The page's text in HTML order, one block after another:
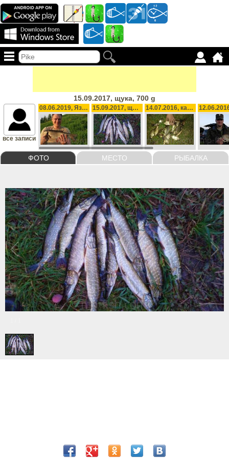
15.09.2017, щука, 700 g
ФОТО МЕСТО РЫБАЛКА
все записи
08.06.2019, Язь, 500 g 15.09.2017, щука, 700 g 14.07.2016, карась, 2000 g